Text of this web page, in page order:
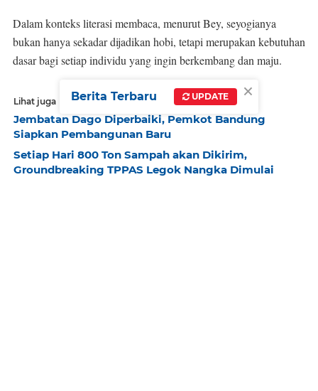
Dalam konteks literasi membaca, menurut Bey, seyogianya
bukan hanya sekadar dijadikan hobi, tetapi merupakan kebutuhan
dasar bagi setiap individu yang ingin berkembang dan maju.
Lihat juga
Jembatan Dago Diperbaiki, Pemkot Bandung
Siapkan Pembangunan Baru
Setiap Hari 800 Ton Sampah akan Dikirim,
Groundbreaking TPPAS Legok Nangka Dimulai
×
Berita Terbaru UPDATE